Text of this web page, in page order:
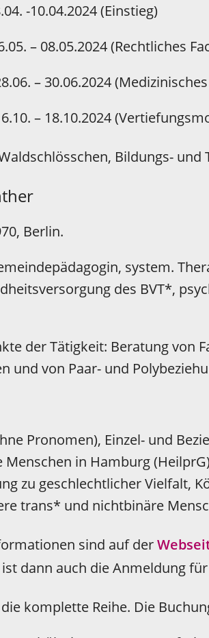
-10.04.2024 (Einstieg)
– 08.05.2024 (Rechtliches
– 30.06.2024
– 18.10.2024
Bildungs- und
Berlin.
system.
des BVT*,
der Tätigkeit: Beratung von
und von Paar- und
Pronomen), Einzel- und
Menschen in Hamburg
zu geschlechtlicher Vielfalt,
trans* und nichtbinäre
sind auf der
ist dann auch die Anmeldung
komplette Reihe. Die